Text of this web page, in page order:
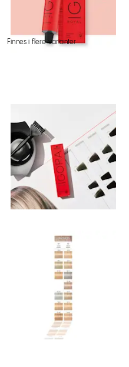
Finnes i flere varianter